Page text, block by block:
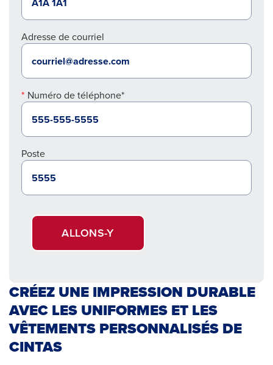
Adresse de courriel
Numéro de téléphone*
Poste
ALLONS-Y
CRÉEZ UNE IMPRESSION DURABLE
AVEC LES UNIFORMES ET LES
VÊTEMENTS PERSONNALISÉS DE
CINTAS